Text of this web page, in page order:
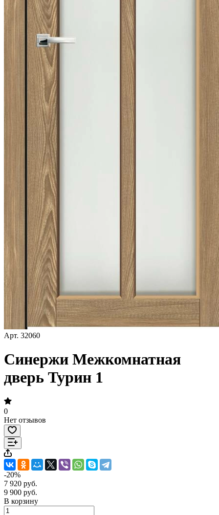
Арт. 32060
Синержи Межкомнатная
дверь Турин 1
0
Нет отзывов
-20%
7 920 руб.
9 900 руб.
В корзину